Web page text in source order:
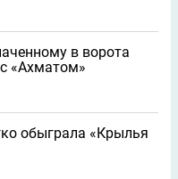
в ворота
«Ахматом»
обыграла «Крылья